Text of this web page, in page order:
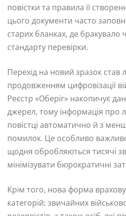
повістки та правила її
цього документи часто
старих бланках, де бракувало
стандарту перевірки.
Перехід на новий зразок став
продовженням цифровізації
Реєстр «Оберіг» накопичує
джерел, тому інформація про
повістці автоматично й з
помилок. Це особливо
щодня обробляються тисячі
мінімізувати бюрократичні
Крім того, нова форма
категорій: звичайних